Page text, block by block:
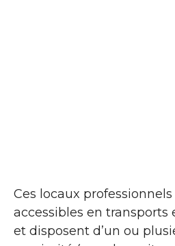
Ces locaux
accessibles en transports
et disposent d’un ou